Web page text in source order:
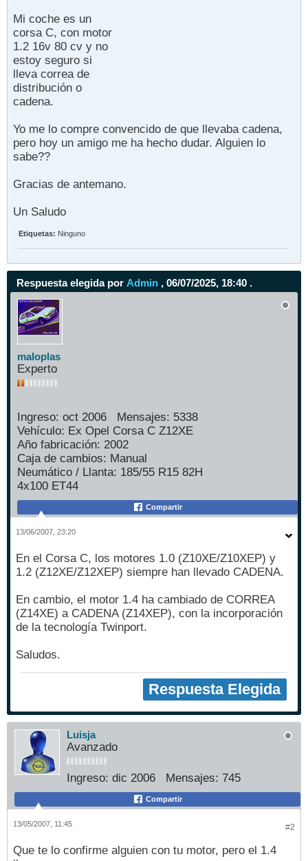
Mi coche es un
corsa C, con motor
1.2 16v 80 cv y no
estoy seguro si
lleva correa de
distribución o
cadena.
Yo me lo compre convencido de que llevaba cadena,
pero hoy un amigo me ha hecho dudar. Alguien lo
sabe??
Gracias de antemano.
Un Saludo
Etiquetas: Ninguno
Respuesta elegida por Admin , 06/07/2025, 18:40 .
maloplas
Experto
Ingreso: oct 2006 Mensajes: 5338
Vehículo: Ex Opel Corsa C Z12XE
Año fabricación: 2002
Caja de cambios: Manual
Neumático / Llanta: 185/55 R15 82H
4x100 ET44
Compartir
13/06/2007, 23:20
En el Corsa C, los motores 1.0 (Z10XE/Z10XEP) y
1.2 (Z12XE/Z12XEP) siempre han llevado CADENA.
En cambio, el motor 1.4 ha cambiado de CORREA
(Z14XE) a CADENA (Z14XEP), con la incorporación
de la tecnología Twinport.
Saludos.
Respuesta Elegida
Luisja
Avanzado
Ingreso: dic 2006 Mensajes: 745
Compartir
#2
13/05/2007, 11:45
Que te lo confirme alguien con tu motor, pero el 1.4